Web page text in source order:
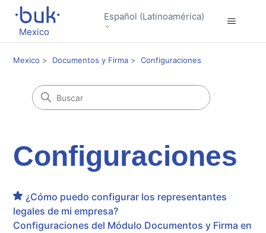
Mexico
Español (Latinoamérica)
Mexico Documentos y Firma Configuraciones
Configuraciones
¿Cómo puedo configurar los representantes
legales de mi empresa?
Configuraciones del Módulo Documentos y Firma en